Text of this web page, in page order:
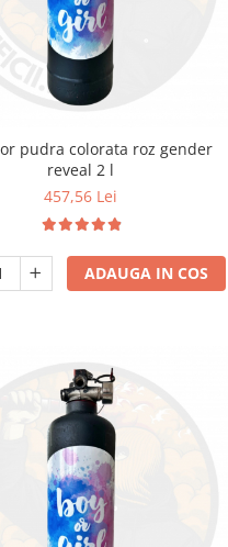
pudra colorata roz gender
reveal 2 l
457,56 Lei
ADAUGA IN COS